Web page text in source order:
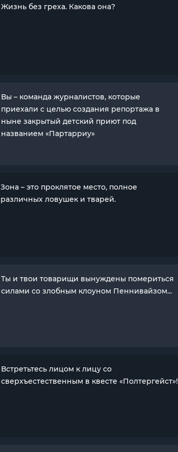
Жизнь без греха. Какова она?
Вы – команда журналистов, которые
приехали с целью создания репортажа в
ныне закрытый детский приют под
названием «Партарриу»
Зона – это проклятое место, полное
различных ловушек и тварей.
Ты и твои товарищи вынуждены помериться
силами со злобным клоуном Пеннивайзом...
Встретьтесь лицом к лицу со
сверхъестественным в квесте «Полтергейст»!